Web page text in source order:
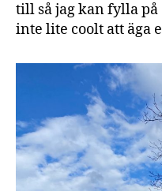
till så jag kan fylla
inte lite coolt att äga